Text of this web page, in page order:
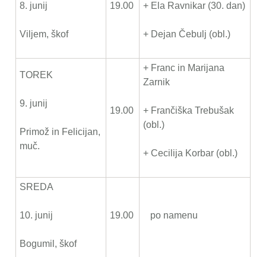
8. junij
Viljem, škof
19.00 + Ela Ravnikar (30. dan)
+ Dejan Čebulj (obl.)
TOREK
9. junij
Primož in Felicijan,
muč.
19.00
+ Franc in Marijana
Zarnik
+ Frančiška Trebušak
(obl.)
+ Cecilija Korbar (obl.)
SREDA
10. junij
Bogumil, škof
19.00 po namenu